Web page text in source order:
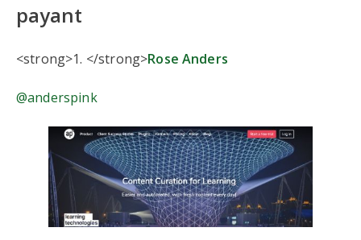
payant
<strong>1. </strong>Rose Anders
@anderspink